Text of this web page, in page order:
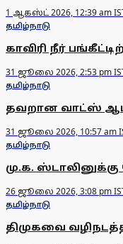
1 ஆகஸ்ட் 2026, 12:39 am
தமிழ்நாடு
காவிரி நீர்
31 ஜூலை 2026, 2:53 pm
தமிழ்நாடு
தவறான வாட்ஸ் ஆப்
31 ஜூலை 2026, 10:57 am
தமிழ்நாடு
மு.க.
26 ஜூலை 2026, 3:08 pm
தமிழ்நாடு
திமுகவை